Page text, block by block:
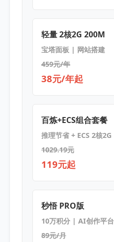
轻量 2核2G 200M
宝塔面板 | 网站搭建
459元/年
38元/年起
百炼+ECS组合套餐
推理节省 + ECS 2核2G
1029.19元
119元起
秒悟 PRO版
10万积分 | AI创作平台
89元/月